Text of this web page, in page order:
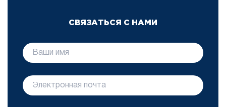
СВЯЗАТЬСЯ С НАМИ